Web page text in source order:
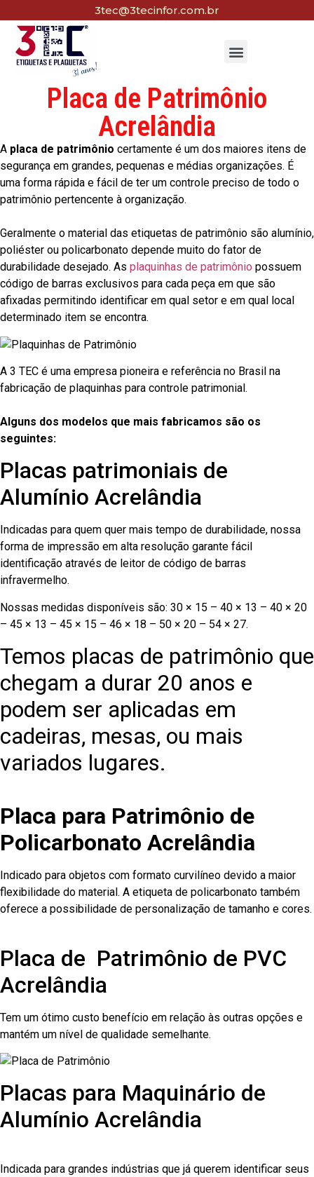
3tec@3tecinfor.com.br
Placa de Patrimônio
Acrelândia
A placa de patrimônio certamente é um dos maiores itens de
segurança em grandes, pequenas e médias organizações. É
uma forma rápida e fácil de ter um controle preciso de todo o
patrimônio pertencente à organização.
Geralmente o material das etiquetas de patrimônio são alumínio,
poliéster ou policarbonato depende muito do fator de
durabilidade desejado. As plaquinhas de patrimônio possuem
código de barras exclusivos para cada peça em que são
afixadas permitindo identificar em qual setor e em qual local
determinado item se encontra.
A 3 TEC é uma empresa pioneira e referência no Brasil na
fabricação de plaquinhas para controle patrimonial.
Alguns dos modelos que mais fabricamos são os
seguintes:
Placas patrimoniais de
Alumínio Acrelândia
Indicadas para quem quer mais tempo de durabilidade, nossa
forma de impressão em alta resolução garante fácil
identificação através de leitor de código de barras
infravermelho.
Nossas medidas disponíveis são: 30 × 15 – 40 × 13 – 40 × 20
– 45 × 13 – 45 × 15 – 46 × 18 – 50 × 20 – 54 × 27.
Temos placas de patrimônio que
chegam a durar 20 anos e
podem ser aplicadas em
cadeiras, mesas, ou mais
variados lugares.
Placa para Patrimônio de
Policarbonato Acrelândia
Indicado para objetos com formato curvilíneo devido a maior
flexibilidade do material. A etiqueta de policarbonato também
oferece a possibilidade de personalização de tamanho e cores.
Placa de Patrimônio de PVC
Acrelândia
Tem um ótimo custo benefício em relação às outras opções e
mantém um nível de qualidade semelhante.
Placas para Maquinário de
Alumínio Acrelândia
Indicada para grandes indústrias que já querem identificar seus